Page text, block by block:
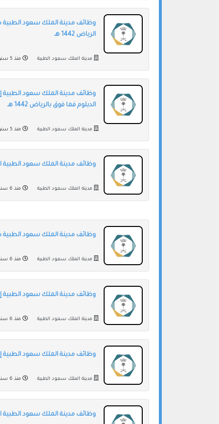
وظائف مدينة الملك سعود الطبية
الرياض 1442 هـ
مدينة الملك سعود الطبية منذ 5 سنوات
وظائف مدينة الملك سعود الطبية
الدبلوم فما فوق بالرياض 1442 هـ
مدينة الملك سعود الطبية منذ 5 سنوات
وظائف مدينة الملك سعود الطبية
مدينة الملك سعود الطبية منذ 6 سنوات
وظائف مدينة الملك سعود الطبية
مدينة الملك سعود الطبية منذ 6 سنوات
وظائف مدينة الملك سعود الطبية
مدينة الملك سعود الطبية منذ 6 سنوات
وظائف مدينة الملك سعود الطبية
مدينة الملك سعود الطبية منذ 6 سنوات
وظائف مدينة الملك سعود الطبية